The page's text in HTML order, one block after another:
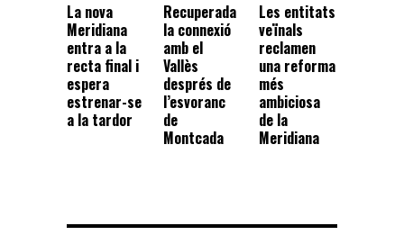
La nova
Meridiana
entra a la
recta final i
espera
estrenar-se
a la tardor
Recuperada
la connexió
amb el
Vallès
després de
l’esvoranc
de
Montcada
Les entitats
veïnals
reclamen
una reforma
més
ambiciosa
de la
Meridiana